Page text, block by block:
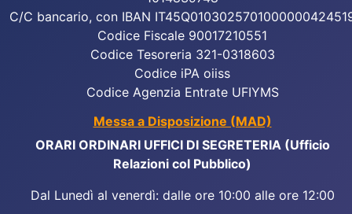
C/C bancario, con IBAN
Codice Fiscale 90017210551
Codice Tesoreria 321-0318603
Codice iPA oiiss
Codice Agenzia Entrate UFIYMS
Messa a Disposizione (MAD)
ORARI ORDINARI UFFICI DI SEGRETERIA (Ufficio
Relazioni col Pubblico)
Dal Lunedì al venerdì: dalle ore 10:00 alle ore 12:00